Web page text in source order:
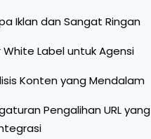
Iklan dan Sangat Ringan
White Label untuk Agensi
Konten yang Mendalam
Pengalihan URL yang